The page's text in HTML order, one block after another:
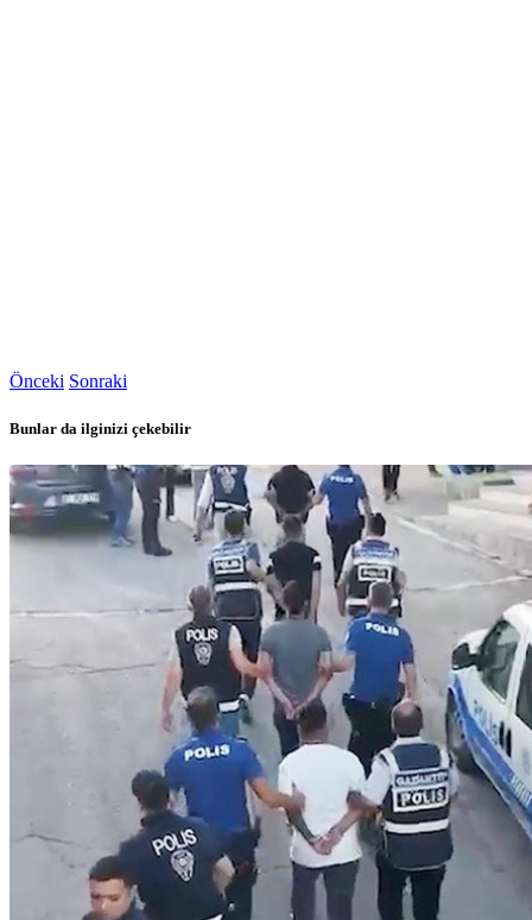
Önceki Sonraki
Bunlar da ilginizi çekebilir